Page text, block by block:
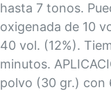
hasta 7 tonos.
oxigenada de 10
40 vol. (12%).
minutos.
polvo (30 gr.) con